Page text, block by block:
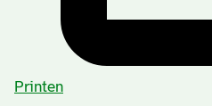
Printen